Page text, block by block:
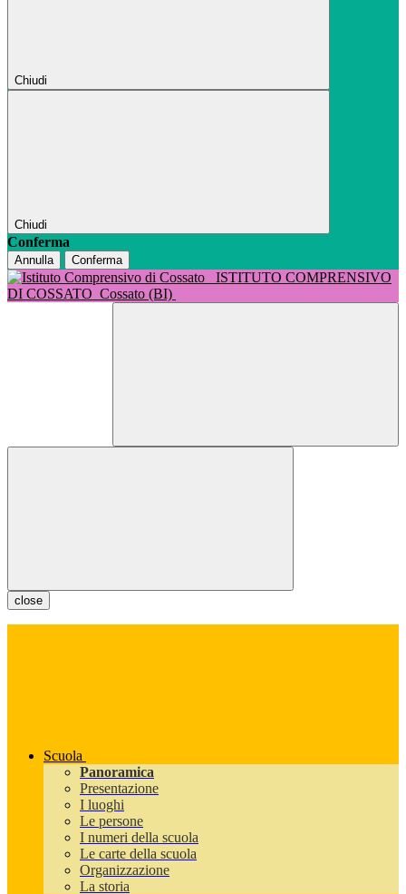
Chiudi
Chiudi
Conferma
Annulla Conferma
ISTITUTO COMPRENSIVO
DI COSSATO Cossato (BI)
close
Scuola
Panoramica
Presentazione
I luoghi
Le persone
I numeri della scuola
Le carte della scuola
Organizzazione
La storia